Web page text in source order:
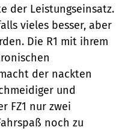
der Leistungseinsatz.
vieles besser, aber
Die R1 mit ihrem
der nackten
und
FZ1 nur zwei
noch zu